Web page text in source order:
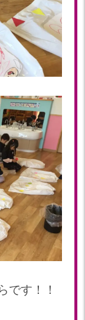
です！！